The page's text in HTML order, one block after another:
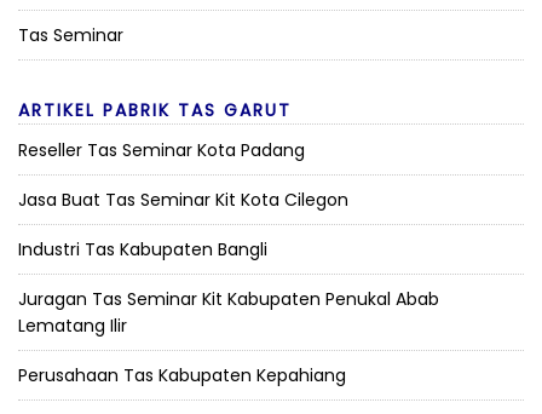
Tas Seminar
ARTIKEL PABRIK TAS GARUT
Reseller Tas Seminar Kota Padang
Jasa Buat Tas Seminar Kit Kota Cilegon
Industri Tas Kabupaten Bangli
Juragan Tas Seminar Kit Kabupaten Penukal Abab
Lematang Ilir
Perusahaan Tas Kabupaten Kepahiang